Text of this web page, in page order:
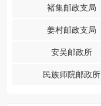
褚集邮政支局
姜村邮政支局
安吴邮政所
民族师院邮政所